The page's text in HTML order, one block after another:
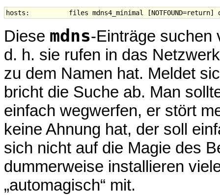
Diese mdns-Einträge suchen
d. h. sie rufen in das
zu dem Namen hat. Meldet
bricht die Suche ab. Man
einfach wegwerfen, er stört
keine Ahnung hat, der soll
sich nicht auf die Magie des
dummerweise installieren
„automagisch“ mit.